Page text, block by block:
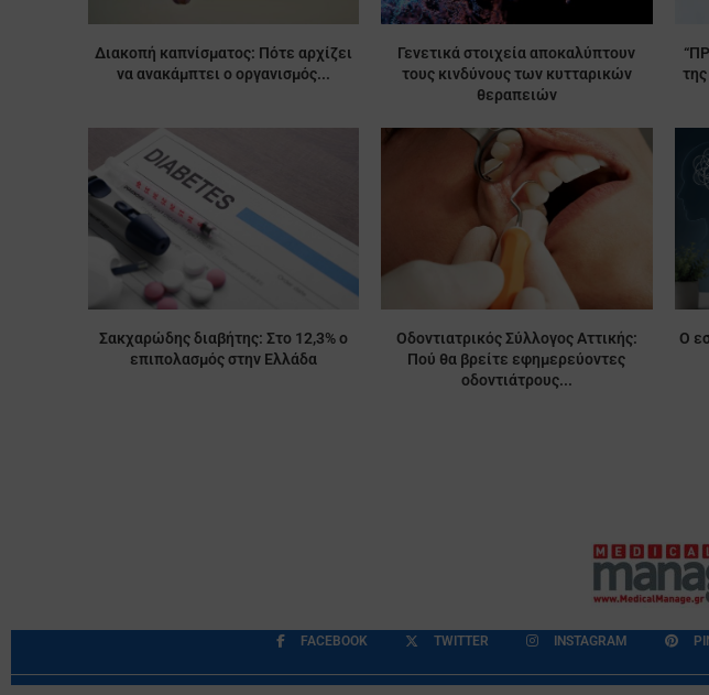
Διακοπή καπνίσματος: Πότε αρχίζει
να ανακάμπτει ο οργανισμός...
Γενετικά στοιχεία αποκαλύπτουν
τους κινδύνους των κυτταρικών
θεραπειών
Σακχαρώδης διαβήτης: Στο 12,3% ο
επιπολασμός στην Ελλάδα
Οδοντιατρικός Σύλλογος Αττικής:
Πού θα βρείτε εφημερεύοντες
οδοντιάτρους...
Ο
FACEBOOK TWITTER INSTAGRAM